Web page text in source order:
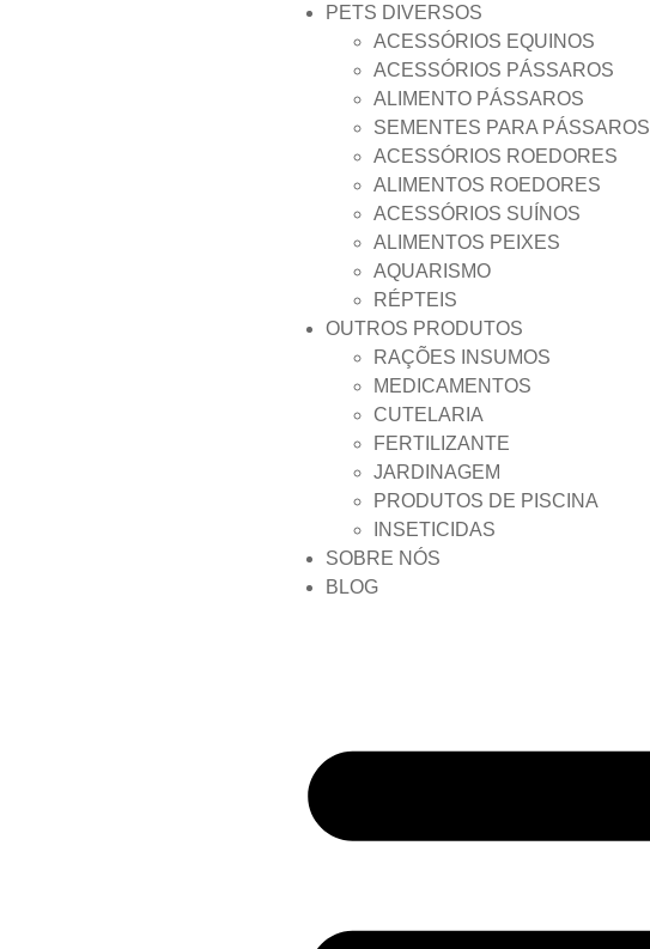
PETS DIVERSOS
ACESSÓRIOS EQUINOS
ACESSÓRIOS PÁSSAROS
ALIMENTO PÁSSAROS
SEMENTES PARA PÁSSAROS
ACESSÓRIOS ROEDORES
ALIMENTOS ROEDORES
ACESSÓRIOS SUÍNOS
ALIMENTOS PEIXES
AQUARISMO
RÉPTEIS
OUTROS PRODUTOS
RAÇÕES INSUMOS
MEDICAMENTOS
CUTELARIA
FERTILIZANTE
JARDINAGEM
PRODUTOS DE PISCINA
INSETICIDAS
SOBRE NÓS
BLOG